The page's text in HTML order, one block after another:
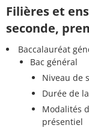
Filières et
seconde,
Baccalauréat
Bac général
Niveau de
Durée de
Modalités
présentiel